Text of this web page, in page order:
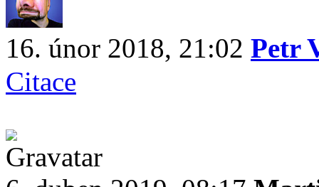
16. únor 2018, 21:02 Petr
Citace